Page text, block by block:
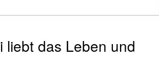
liebt das Leben und